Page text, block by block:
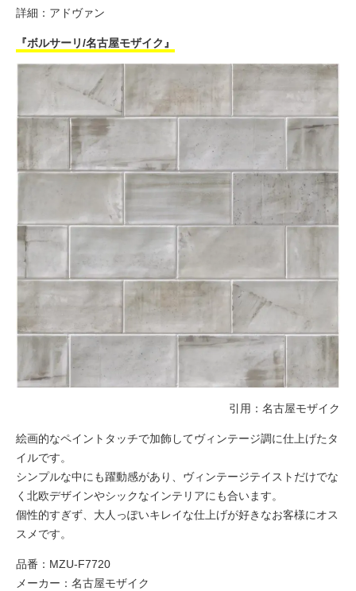
詳細： アドヴァン
『ボルサーリ/名古屋モザイク』
引用： 名古屋モザイク
絵画的なペイントタッチで加飾してヴィンテージ調に仕上げたタ
イルです。
シンプルな中にも躍動感があり、ヴィンテージテイストだけでな
く北欧デザインやシックなインテリアにも合います。
個性的すぎず、大人っぽいキレイな仕上げが好きなお客様にオス
スメです。
品番：MZU-F7720
メーカー：名古屋モザイク